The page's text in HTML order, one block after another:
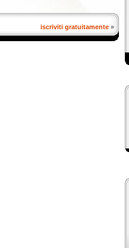
iscriviti gratuitamente »